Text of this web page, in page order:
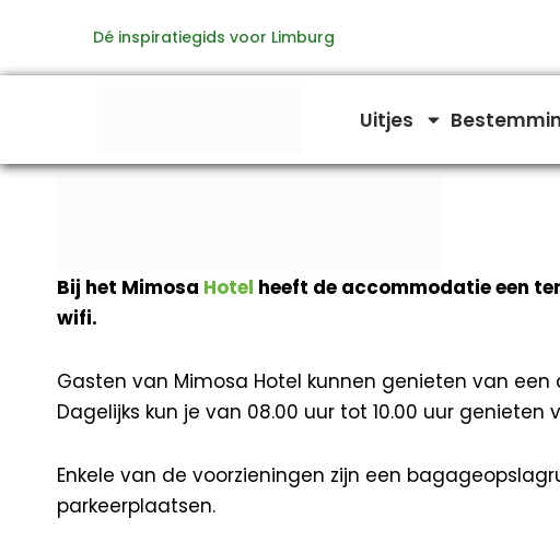
de
Dé inspiratiegids voor Limburg
Uitjes
Bij het Mimosa Hotel heeft de accommodatie een
wifi.
Gasten van Mimosa Hotel kunnen genieten van
Dagelijks kun je van 08.00 uur tot 10.00 uur
Enkele van de voorzieningen zijn een
parkeerplaatsen.